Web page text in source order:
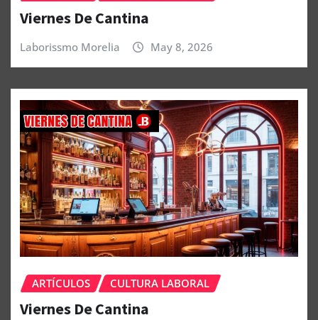
Viernes De Cantina
Laborissmo Morelia May 8, 2026
ARTÍCULOS CULTURA LABORAL
Viernes De Cantina